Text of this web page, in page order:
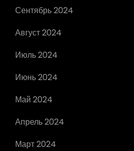
Сентябрь 2024
Август 2024
Июль 2024
Июнь 2024
Май 2024
Апрель 2024
Март 2024